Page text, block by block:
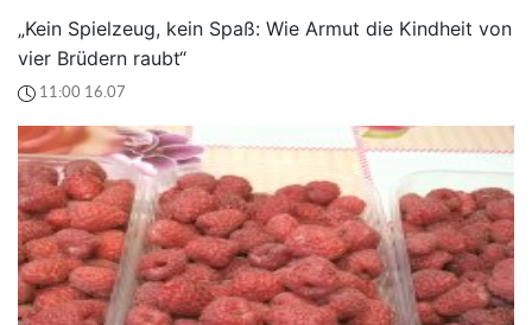
„Kein Spielzeug, kein Spaß: Wie Armut die Kindheit von
vier Brüdern raubt“
11:00 16.07